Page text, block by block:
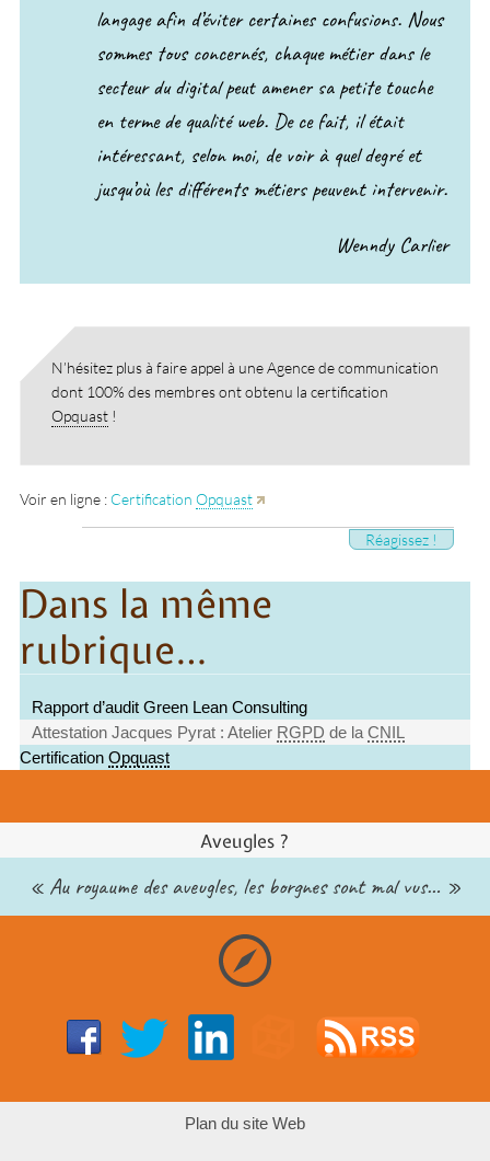
langage afin d’éviter certaines confusions. Nous
sommes tous concernés, chaque métier dans le
secteur du digital peut amener sa petite touche
en terme de qualité web. De ce fait, il était
intéressant, selon moi, de voir à quel degré et
jusqu’où les différents métiers peuvent intervenir.
Wenndy Carlier
N’hésitez plus à faire appel à une Agence de communication
dont 100% des membres ont obtenu la certification
Opquast!
Voir en ligne : CertificationOpquast
Réagissez !
Dans la même
rubrique…
Rapport d’audit Green Lean Consulting
Attestation Jacques Pyrat : Atelier RGPD de laCNIL
CertificationOpquast
Aveugles ?
« Au royaume des aveugles, les borgnes sont mal vus… »
Plan du site Web